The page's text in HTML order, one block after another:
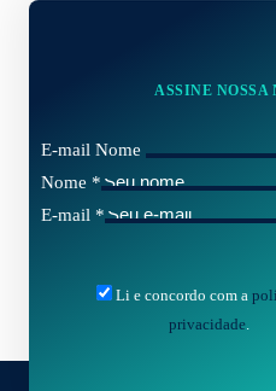
ASSINE NOSSA
E-mail Nome
Nome *
E-mail *
Li e concordo com a
privacidade